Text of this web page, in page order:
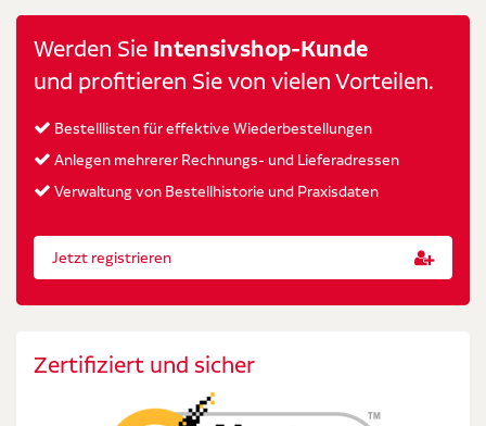
Werden Sie Intensivshop-Kunde
und profitieren Sie von vielen Vorteilen.
Bestelllisten für effektive Wiederbestellungen
Anlegen mehrerer Rechnungs- und Lieferadressen
Verwaltung von Bestellhistorie und Praxisdaten
Jetzt registrieren
Zertifiziert und sicher